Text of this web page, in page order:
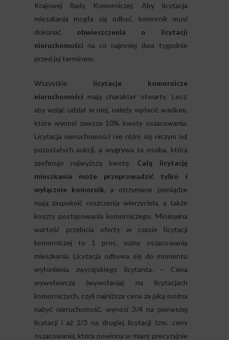
Krajowej Rady Komorniczej. Aby licytacja
mieszkania mogła się odbyć, komornik musi
dokonać obwieszczenia o licytacji
nieruchomości na co najmniej dwa tygodnie
przed jej terminem.
Wszystkie licytacje komornicze
nieruchomości mają charakter otwarty. Lecz,
aby wziąć udział w niej, należy wpłacić wadium,
które wynosi zawsze 10% kwoty oszacowania.
Licytacja nieruchomości nie różni się niczym od
pozostałych aukcji, a wygrywa ta osoba, która
zaoferuje najwyższą kwotę. Całą licytację
mieszkania może przeprowadzić tylko i
wyłącznie komornik, a otrzymane pieniądze
mają zaspokoić roszczenia wierzyciela, a także
koszty postępowania komorniczego. Minimalna
wartość przebicia oferty w czasie licytacji
komorniczej to 1 proc. sumy oszacowania
mieszkania. Licytacja odbywa się do momentu
wyłonienia zwycięskiego licytanta. – Cena
wywoławcza (wywołania) na licytacjach
komorniczych, czyli najniższa cena za jaką można
nabyć nieruchomość, wynosi 3/4 na pierwszej
licytacji i aż 2/3 na drugiej licytacji tzw. ceny
oszacowania, która powinna w miarę precyzyjnie